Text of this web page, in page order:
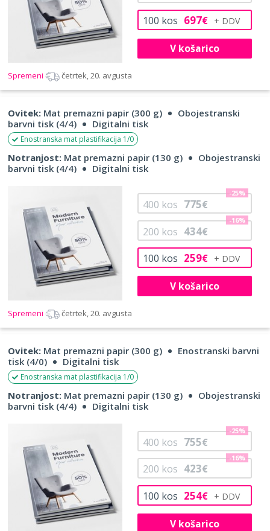
100 kos 697€
V košarico
Spremeni četrtek, 20. avgusta
Ovitek: Mat premazni papir (300 g)
Obojestranski
barvni tisk (4/4)
Digitalni tisk
Enostranska mat plastifikacija 1/0
Notranjost: Mat premazni papir (130 g)
Obojestranski
barvni tisk (4/4)
Digitalni tisk
100 kos 259€
200 kos 434€
-16%
400 kos 775€
-25%
V košarico
Spremeni četrtek, 20. avgusta
Ovitek: Mat premazni papir (300 g)
Enostranski barvni
tisk (4/0)
Digitalni tisk
Enostranska mat plastifikacija 1/0
Notranjost: Mat premazni papir (130 g)
Obojestranski
barvni tisk (4/4)
Digitalni tisk
100 kos 254€
200 kos 423€
-16%
400 kos 755€
-25%
V košarico